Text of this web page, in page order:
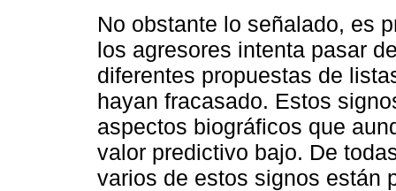
No obstante lo señalado, es
los agresores intenta pasar
diferentes propuestas de
hayan fracasado. Estos
aspectos biográficos que
valor predictivo bajo. De
varios de estos signos están